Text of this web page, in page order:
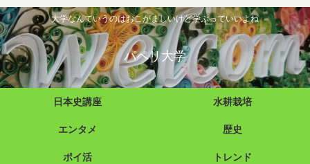
大学なんていうのはおこがましいけど学ぶっていいよね
パペリ大学
日本史講座 水耕栽培
エンタメ 歴史
ポイ活 トレンド